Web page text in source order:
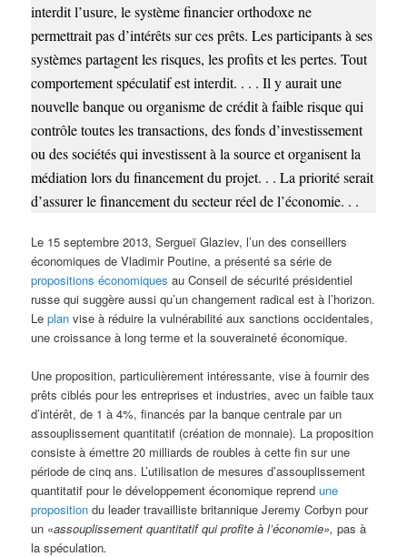
interdit l’usure, le système financier orthodoxe ne
permettrait pas d’intérêts sur ces prêts. Les participants à ses
systèmes partagent les risques, les profits et les pertes. Tout
comportement spéculatif est interdit. . . . Il y aurait une
nouvelle banque ou organisme de crédit à faible risque qui
contrôle toutes les transactions, des fonds d’investissement
ou des sociétés qui investissent à la source et organisent la
médiation lors du financement du projet. . . La priorité serait
d’assurer le financement du secteur réel de l’économie. . .
Le 15 septembre 2013, Sergueï Glaziev, l’un des conseillers
économiques de Vladimir Poutine, a présenté sa série de
propositions économiques au Conseil de sécurité présidentiel
russe qui suggère aussi qu’un changement radical est à l’horizon.
Leplan vise à réduire la vulnérabilité aux sanctions occidentales,
une croissance à long terme et la souveraineté économique.
Une proposition, particulièrement intéressante, vise à fournir des
prêts ciblés pour les entreprises et industries, avec un faible taux
d’intérêt, de 1 à 4%, financés par la banque centrale par un
assouplissement quantitatif (création de monnaie). La proposition
consiste à émettre 20 milliards de roubles à cette fin sur une
période de cinq ans. L’utilisation de mesures d’assouplissement
quantitatif pour le développement économique reprendune
proposition du leader travailliste britannique Jeremy Corbyn pour
un «assouplissement quantitatif qui profite à l’économie»,pas à
la spéculation.